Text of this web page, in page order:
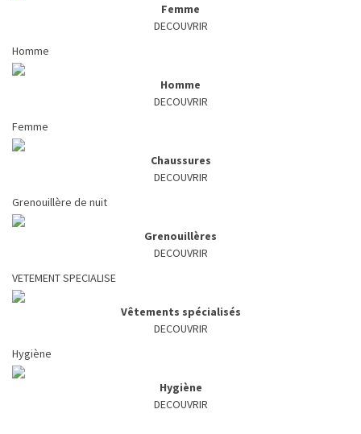
Femme
DECOUVRIR
Homme
Homme
DECOUVRIR
Femme
Chaussures
DECOUVRIR
Grenouillère de nuit
Grenouillères
DECOUVRIR
VETEMENT SPECIALISE
Vêtements spécialisés
DECOUVRIR
Hygiène
Hygiène
DECOUVRIR